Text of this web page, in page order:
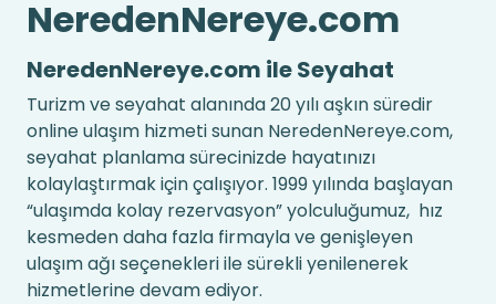
NeredenNereye.com
NeredenNereye.com ile Seyahat
Turizm ve seyahat alanında 20 yılı aşkın süredir
online ulaşım hizmeti sunan NeredenNereye.com,
seyahat planlama sürecinizde hayatınızı
kolaylaştırmak için çalışıyor. 1999 yılında başlayan
“ulaşımda kolay rezervasyon” yolculuğumuz, hız
kesmeden daha fazla firmayla ve genişleyen
ulaşım ağı seçenekleri ile sürekli yenilenerek
hizmetlerine devam ediyor.